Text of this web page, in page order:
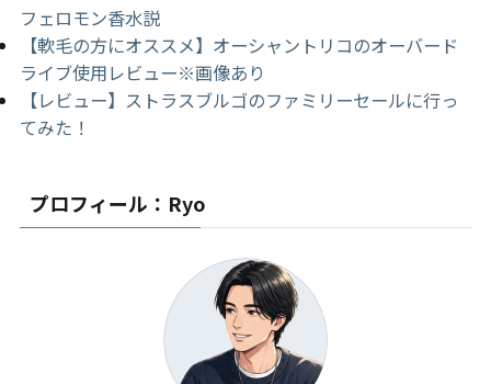
フェロモン香水説
【軟毛の方にオススメ】オーシャントリコのオーバード
ライブ使用レビュー※画像あり
【レビュー】ストラスブルゴのファミリーセールに行っ
てみた！
プロフィール：Ryo